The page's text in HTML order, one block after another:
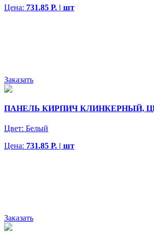
Цена: 731.85 Р. | шт
Заказать
ПАНЕЛЬ КИРПИЧ КЛИНКЕРНЫЙ,
Цвет: Белый
Цена: 731.85 Р. | шт
Заказать